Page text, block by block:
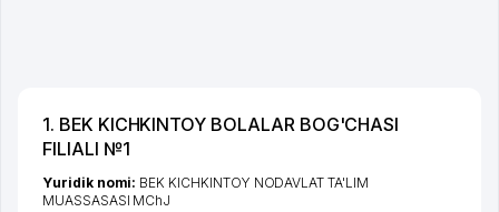
1. BEK KICHKINTOY BOLALAR BOG'CHASI
FILIALI №1
Yuridik nomi: BEK KICHKINTOY NODAVLAT TA'LIM
MUASSASASI MChJ